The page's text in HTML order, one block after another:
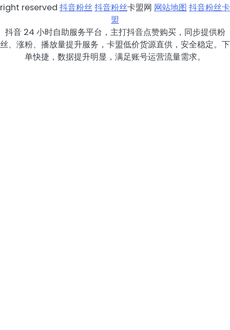
right reserved 抖音粉丝抖音粉丝卡盟网 网站地图 抖音粉丝卡
盟
抖音 24 小时自助服务平台，主打抖音点赞购买，同步提供粉
丝、涨粉、播放量提升服务，卡盟低价货源直供，安全稳定。下
单快捷，数据提升明显，满足账号运营流量需求。